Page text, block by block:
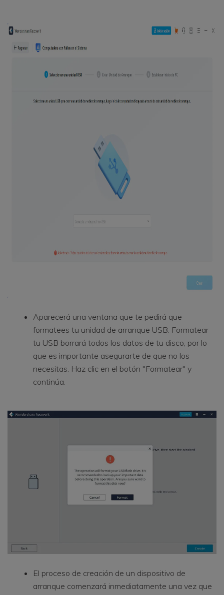
Aparecerá una ventana que te pedirá que
formatees tu unidad de arranque USB. Formatear
tu USB borrará todos los datos de tu disco, por lo
que es importante asegurarte de que no los
necesitas. Haz clic en el botón "Formatear" y
continúa.
El proceso de creación de un dispositivo de
arranque comenzará inmediatamente una vez que